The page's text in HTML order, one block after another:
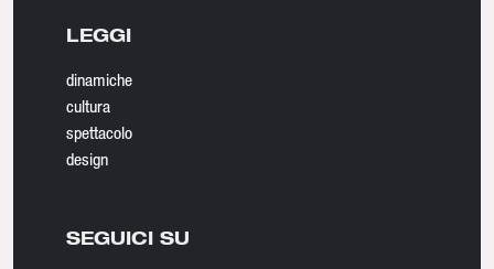
LEGGI
dinamiche
cultura
spettacolo
design
SEGUICI SU